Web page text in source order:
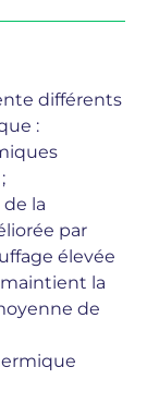
différents
:
la
par
élevée
la
de